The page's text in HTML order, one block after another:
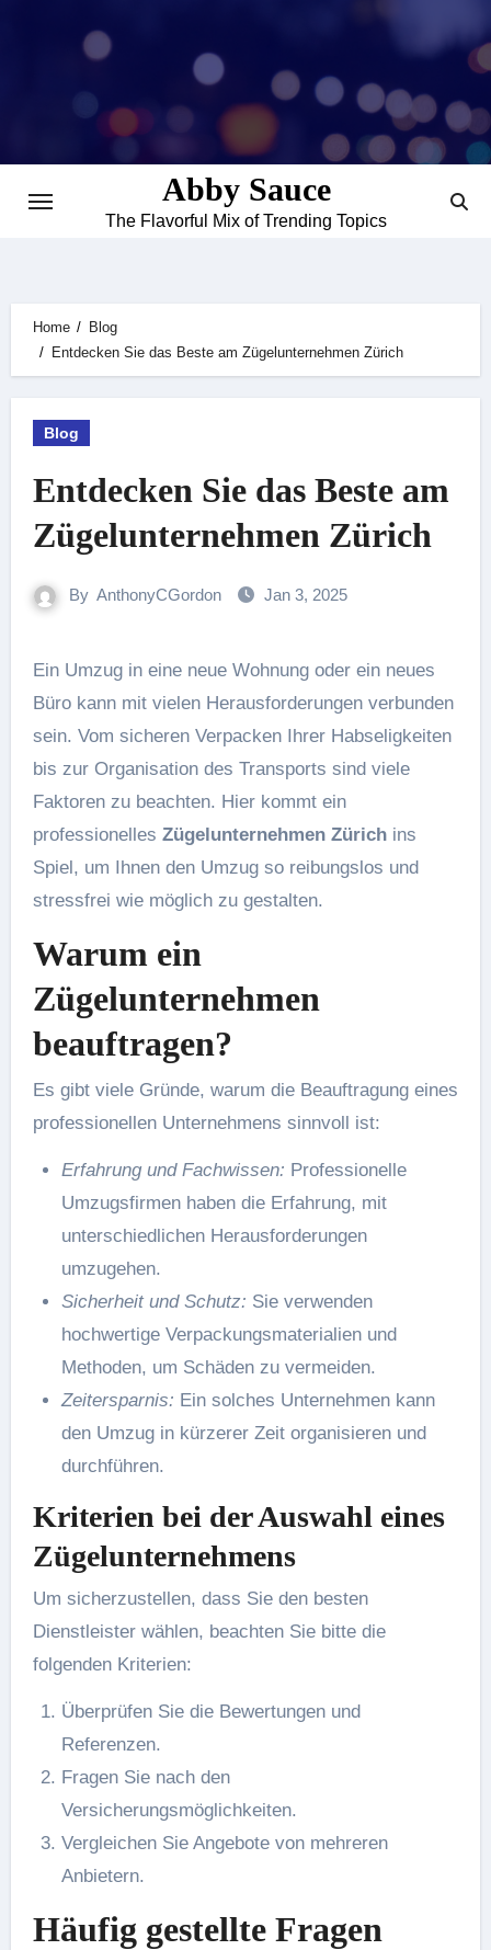
Abby Sauce
The Flavorful Mix of Trending Topics
Home
Blog
Entdecken Sie das Beste am Zügelunternehmen Zürich
Blog
Entdecken Sie das Beste am
Zügelunternehmen Zürich
By AnthonyCGordon Jan 3, 2025
Ein Umzug in eine neue Wohnung oder ein neues
Büro kann mit vielen Herausforderungen verbunden
sein. Vom sicheren Verpacken Ihrer Habseligkeiten
bis zur Organisation des Transports sind viele
Faktoren zu beachten. Hier kommt ein
professionelles Zügelunternehmen Zürichins
Spiel, um Ihnen den Umzug so reibungslos und
stressfrei wie möglich zu gestalten.
Warum ein
Zügelunternehmen
beauftragen?
Es gibt viele Gründe, warum die Beauftragung eines
professionellen Unternehmens sinnvoll ist:
Erfahrung und Fachwissen: Professionelle
Umzugsfirmen haben die Erfahrung, mit
unterschiedlichen Herausforderungen
umzugehen.
Sicherheit und Schutz: Sie verwenden
hochwertige Verpackungsmaterialien und
Methoden, um Schäden zu vermeiden.
Zeitersparnis: Ein solches Unternehmen kann
den Umzug in kürzerer Zeit organisieren und
durchführen.
Kriterien bei der Auswahl eines
Zügelunternehmens
Um sicherzustellen, dass Sie den besten
Dienstleister wählen, beachten Sie bitte die
folgenden Kriterien:
Überprüfen Sie die Bewertungen und
Referenzen.
Fragen Sie nach den
Versicherungsmöglichkeiten.
Vergleichen Sie Angebote von mehreren
Anbietern.
Häufig gestellte Fragen